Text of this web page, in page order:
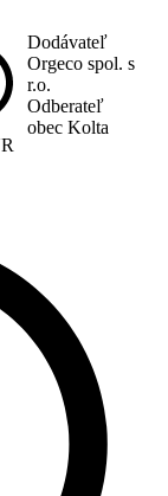
Dodávateľ
Orgeco spol. s
r.o.
Odberateľ
obec Kolta